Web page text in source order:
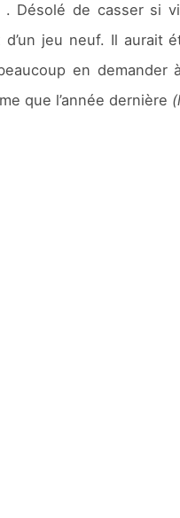
Désolé de casser si
jeu neuf. Il aurait
en demander
que l’année dernière